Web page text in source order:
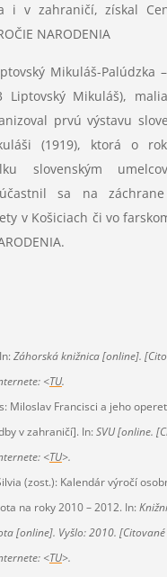
i v zahraničí, získal
NARODENIA
Mikuláš-Palúdzka –
Mikuláš),
prvú výstavu
(1919), ktorá o
slovenským
sa na
v Košiciach či vo
Záhorská knižnica[online].
<TU.
Miloslav Francisci a jeho
v zahraničí]. In: SVU[online.
<TU>.
(zost.): Kalendár výročí
na roky 2010 – 2012. In:
[online]. Vyšlo: 2010.
<TU>.